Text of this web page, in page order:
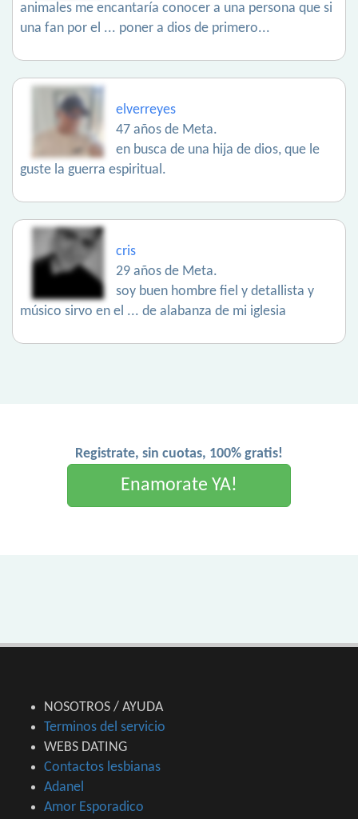
animales me encantaría conocer a una persona que si
una fan por el ... poner a dios de primero...
elverreyes
47 años de Meta.
en busca de una hija de dios, que le
guste la guerra espiritual.
cris
29 años de Meta.
soy buen hombre fiel y detallista y
músico sirvo en el ... de alabanza de mi iglesia
Registrate, sin cuotas, 100% gratis!
Enamorate YA!
NOSOTROS / AYUDA
Terminos del servicio
WEBS DATING
Contactos lesbianas
Adanel
Amor Esporadico